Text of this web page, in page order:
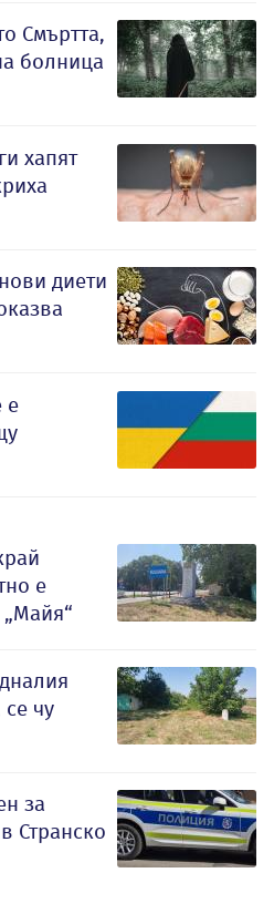
Смъртта,
болница
хапят
диети
е
е
чу
за
Странско